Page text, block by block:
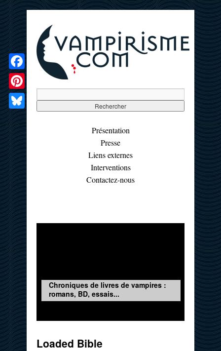
Présentation
Presse
Liens externes
Interventions
Contactez-nous
Chroniques de livres de vampires :
romans, BD, essais...
Loaded Bible
Facebook
Pinterest
Bluesky